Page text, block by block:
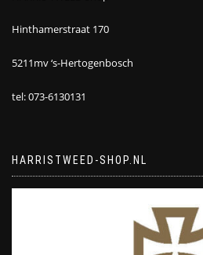
Hinthamerstraat 170
5211mv ‘s-Hertogenbosch
tel: 073-6130131
HARRISTWEED-SHOP.NL